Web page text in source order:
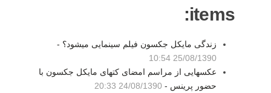
items:
زندگی مایکل جکسون فیلم سینمایی میشود؟ -
25/08/1390 10:54
عکسهایی از مراسم امضای کتهای مایکل جکسون با
حضور پرینس - 24/08/1390 20:33